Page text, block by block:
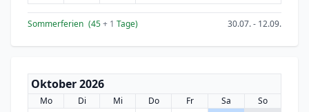
Sommerferien (45+ 1 Tage) 30.07. - 12.09.
Oktober 2026
Mo Di Mi Do Fr Sa
So